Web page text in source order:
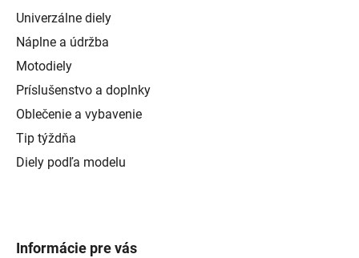
Univerzálne diely
Náplne a údržba
Motodiely
Príslušenstvo a doplnky
Oblečenie a vybavenie
Tip týždňa
Diely podľa modelu
Informácie pre vás